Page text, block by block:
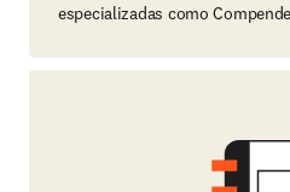
especializadas como